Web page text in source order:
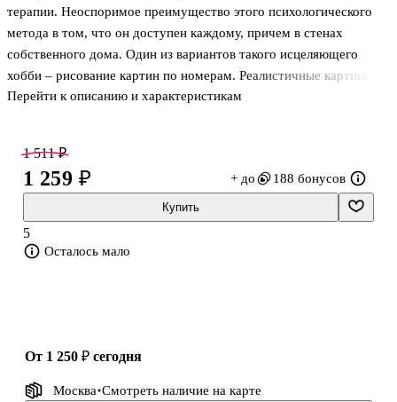
терапии. Неоспоримое преимущество этого психологического
метода в том, что он доступен каждому, причем в стенах
собственного дома. Один из вариантов такого исцеляющего
хобби – рисование картин по номерам. Реалистичные картины
по номерам полезнее для развития художественного понимания,
выразить эмоции, снять стресс, развивает усидчивость и
подталкивает человека смотреть на мир под другим углом. В
комплекте: холст, акриловые краски. Размер: 30х40 см.
Перейти к описанию и характеристикам
«Мерцание
Origami
«Корги», 4,5
1 511 ₽
1 259 ₽ + до 188 бонусов
Купить
5
Осталось мало
от 1 250 ₽ сегодня
Москва Смотреть наличие на карте